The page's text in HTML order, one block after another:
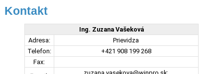
Kontakt
Ing. Zuzana Vašeková
Adresa:
Prievidza
Telefon:
+421 908 199 268
Fax: